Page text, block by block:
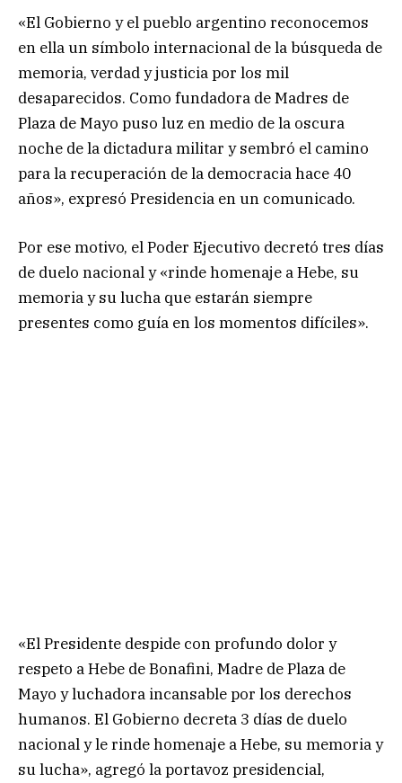
«El Gobierno y el pueblo argentino reconocemos
en ella un símbolo internacional de la búsqueda de
memoria, verdad y justicia por los mil
desaparecidos. Como fundadora de Madres de
Plaza de Mayo puso luz en medio de la oscura
noche de la dictadura militar y sembró el camino
para la recuperación de la democracia hace 40
años», expresó Presidencia en un comunicado.
Por ese motivo, el Poder Ejecutivo decretó tres días
de duelo nacional y «rinde homenaje a Hebe, su
memoria y su lucha que estarán siempre
presentes como guía en los momentos difíciles».
«El Presidente despide con profundo dolor y
respeto a Hebe de Bonafini, Madre de Plaza de
Mayo y luchadora incansable por los derechos
humanos. El Gobierno decreta 3 días de duelo
nacional y le rinde homenaje a Hebe, su memoria y
su lucha», agregó la portavoz presidencial,